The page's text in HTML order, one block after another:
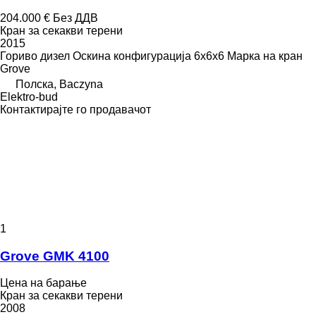
204.000 € Без ДДВ
Кран за секакви терени
2015
Гориво дизел Оскина конфигурација 6x6x6 Марка на кран
Grove
Полска, Baczyna
Elektro-bud
Контактирајте го продавачот
1
Grove GMK 4100
Цена на барање
Кран за секакви терени
2008